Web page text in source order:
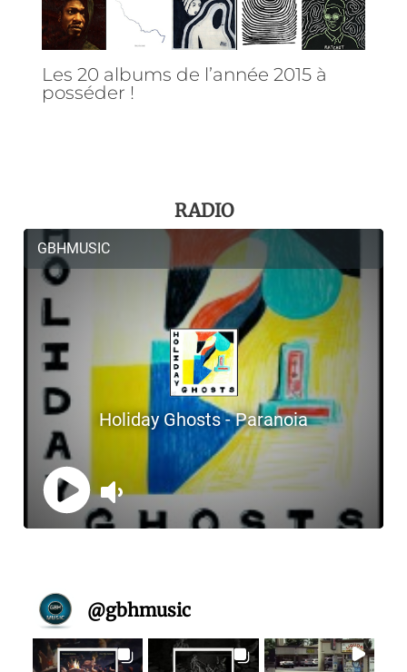
Les 20 albums de l’année 2015 à
posséder !
RADIO
@gbhmusic